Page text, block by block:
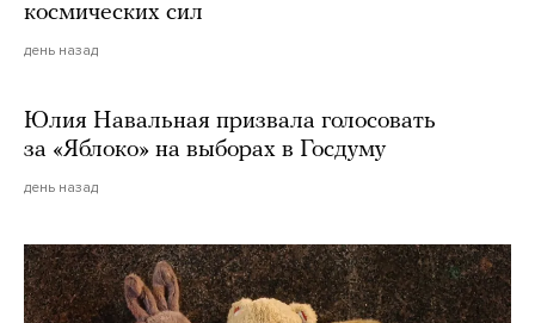
космических сил
день назад
Юлия Навальная призвала голосовать
за «Яблоко» на выборах в Госдуму
день назад